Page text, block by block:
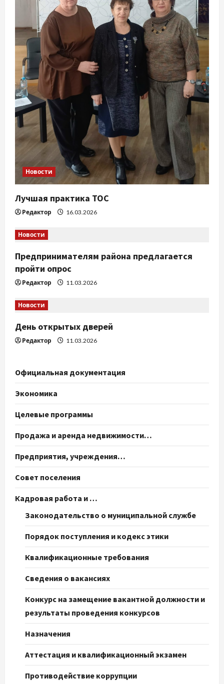
п
и
с
я
м
Новости
Лучшая практика ТОС
Редактор 16.03.2026
Новости
Предпринимателям района предлагается
пройти опрос
Редактор 11.03.2026
Новости
День открытых дверей
Редактор 11.03.2026
Официальная документация
Экономика
Целевые программы
Продажа и аренда недвижимости…
Предприятия, учреждения…
Совет поселения
Кадровая работа и …
Законодательство о муниципальной службе
Порядок поступления и кодекс этики
Квалификационные требования
Сведения о вакансиях
Конкурс на замещение вакантной должности и
результаты проведения конкурсов
Назначения
Аттестация и квалификационный экзамен
Противодействие коррупции